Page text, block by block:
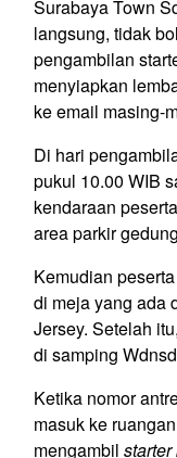
Surabaya Town
langsung, tidak
pengambilan
menyiapkan
ke email masing-
Di hari
pukul 10.00 WIB
kendaraan
area parkir
Kemudian
di meja yang ada
Jersey. Setelah
di samping
Ketika nomor
masuk ke
mengambil starter